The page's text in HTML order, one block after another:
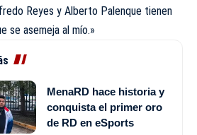
Reyes y Alberto Palenque tienen
se asemeja al mío.»
MenaRD hace historia y
conquista el primer oro
de RD en eSports